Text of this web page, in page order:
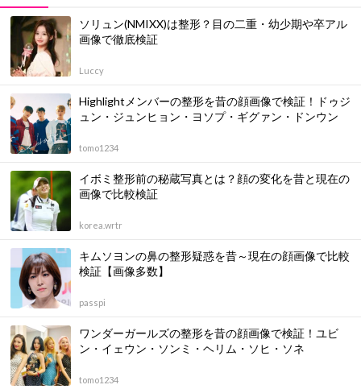
ソリュン(NMIXX)は整形？目の二重・幼少期や卒アル
画像で徹底検証
Luccy
Highlightメンバーの整形を昔の顔画像で検証！ドゥジ
ュン・ジュンヒョン・ヨソプ・ギグァン・ドンウン
tomo1234
イボミ整形前の秘蔵写真とは？顔の変化を昔と現在の
画像で比較検証
korea.wrtr
キムソヨンの鼻の整形疑惑を昔～現在の顔画像で比較
検証【画像多数】
passpi
ワンダーガールズの整形を昔の顔画像で検証！ユビ
ン・イェウン・ソンミ・ヘリム・ソヒ・ソネ
tomo1234